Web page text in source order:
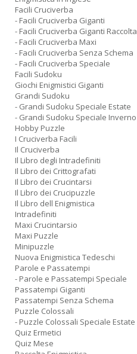
Facili Cruciverba
- Facili Cruciverba Giganti
- Facili Cruciverba Giganti Raccolta
- Facili Cruciverba Maxi
- Facili Cruciverba Senza Schema
- Facili Cruciverba Speciale
Facili Sudoku
Giochi Enigmistici Giganti
Grandi Sudoku
- Grandi Sudoku Speciale Estate
- Grandi Sudoku Speciale Inverno
Hobby Puzzle
I Cruciverba Facili
Il Cruciverba
Il Libro degli Intradefiniti
Il Libro dei Crittografati
Il Libro dei Crucintarsi
Il Libro dei Crucipuzzle
Il Libro dell Enigmistica
Intradefiniti
Maxi Crucintarsio
Maxi Puzzle
Minipuzzle
Nuova Enigmistica Tedeschi
Parole e Passatempi
- Parole e Passatempi Speciale
Passatempi Giganti
Passatempi Senza Schema
Puzzle Colossali
- Puzzle Colossali Speciale Estate
Quiz Ermetici
Quiz Mese